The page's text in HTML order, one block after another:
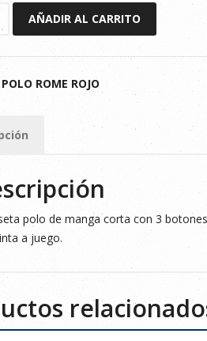
AÑADIR AL CARRITO
POLO ROME ROJO
polo de manga corta con 3
a juego.